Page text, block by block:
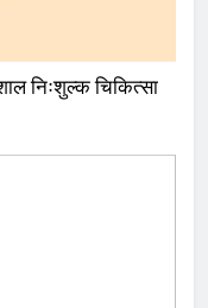
निःशुल्क चिकित्सा